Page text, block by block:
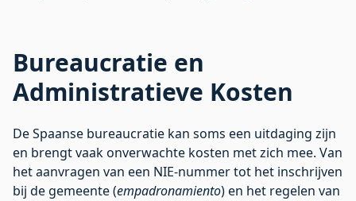
Bureaucratie en
Administratieve Kosten
De Spaanse bureaucratie kan soms een uitdaging zijn
en brengt vaak onverwachte kosten met zich mee. Van
het aanvragen van een NIE-nummer tot het inschrijven
bij de gemeente (empadronamiento) en het regelen van